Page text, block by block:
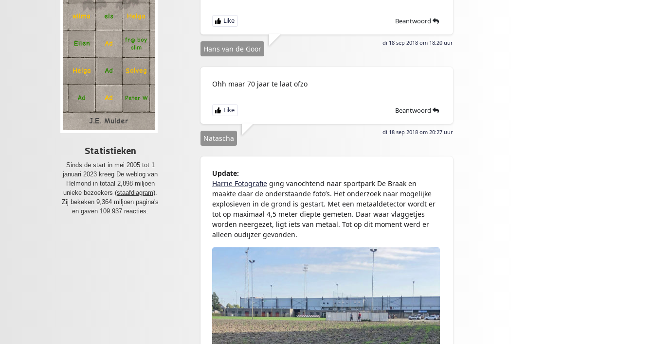
wilma els Helga
Ellen Ad fr@ boy
slim
Helga Ad Solveg
Ad Ad Peter W
J.E. Mulder
Statistieken
Sinds de start in mei 2005 tot 1
januari 2023 kreeg De weblog van
Helmond in totaal 2,898 miljoen
unieke bezoekers (staafdiagram)
Zij bekeken 9,364 miljoen pagina's
en gaven 109.937 reacties.
Beantwoord
di 18 sep 2018 om 18:20 uur
Hans van de Goor
Ohh maar 70 jaar te laat ofzo
Beantwoord
di 18 sep 2018 om 20:27 uur
Natascha
Update:
Harrie Fotografieging vanochtend naar sportpark De Braak en
maakte daar de onderstaande foto’s. Het onderzoek naar mogelijke
explosieven in de grond is gestart. Met een metaaldetector wordt er
tot op maximaal 4,5 meter diepte gemeten. Daar waar vlaggetjes
worden neergezet, ligt iets van metaal. Tot op dit moment werd er
alleen oudijzer gevonden.